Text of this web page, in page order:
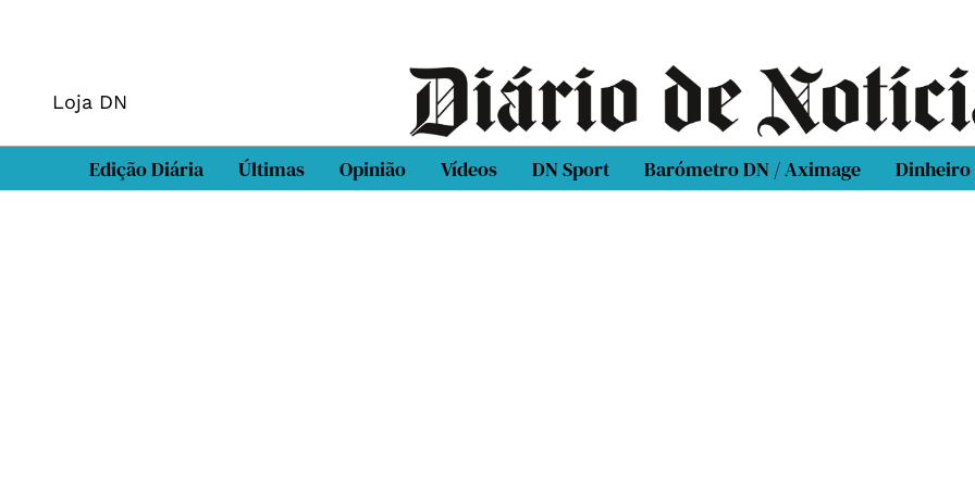
Loja DN
Edição Diária Últimas Opinião Vídeos DN Sport Barómetro DN / Aximage Dinheiro